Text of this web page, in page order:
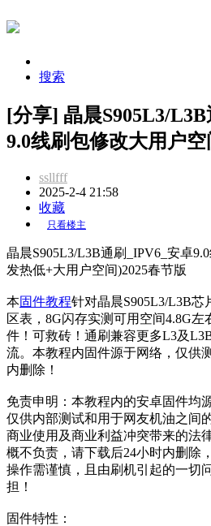
搜索
[分享] 晶晨S905L3/
9.0线刷包修改大用户空
ssllfff
2025-2-4 21:58
收藏
只看楼主
晶晨S905L3/L3B通刷_IPV6_安卓
发热低+大用户空间)2025春节版
本固件教程针对晶晨S905L3/L3B芯
区表，8G闪存实测可用空间4.8G左
件！可救砖！通刷兼容更多L3及
流。本教程内固件源于网络，仅供
内删除！
免责申明：本教程内的安卓固件均
仅供内部测试和用于网友机油之间
商业使用及商业利益冲突带来的法
概不负责，请下载后24小时内删除
操作需谨慎，且由刷机引起的一切
担！
固件特性：